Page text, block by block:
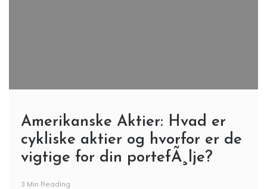
Amerikanske Aktier: Hvad er
cykliske aktier og hvorfor er de
vigtige for din portefÃ¸lje?
3 Min Reading